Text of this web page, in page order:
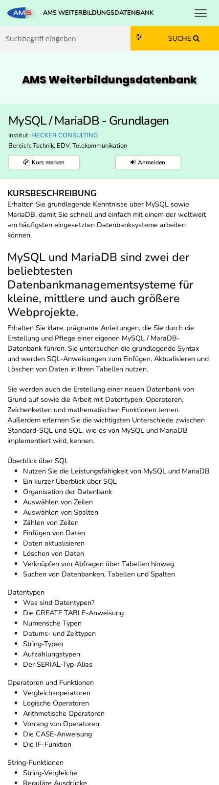
Zum Inhalt springen
Zum Navmenü springen
Zur Suche springen
Zur Footer springen
AMS WEITERBILDUNGSDATENBANK
SUCHE
AMS Weiterbildungs­datenbank
MySQL / MariaDB - Grundlagen
Institut: HECKER CONSULTING
Bereich: Technik, EDV, Telekommunikation
Kurs merken Anmelden
KURSBESCHREIBUNG
Erhalten Sie grundlegende Kenntnisse über MySQL sowie
MariaDB, damit Sie schnell und einfach mit einem der weltweit
am häufigsten eingesetzten Datenbanksysteme arbeiten
können.
MySQL und MariaDB sind zwei der
beliebtesten
Datenbankmanagementsysteme für
kleine, mittlere und auch größere
Webprojekte.
Erhalten Sie klare, prägnante Anleitungen, die Sie durch die
Erstellung und Pflege einer eigenen MySQL / MaraDB-
Datenbank führen. Sie untersuchen die grundlegende Syntax
und werden SQL-Anweisungen zum Einfügen, Aktualisieren und
Löschen von Daten in Ihren Tabellen nutzen.
Sie werden auch die Erstellung einer neuen Datenbank von
Grund auf sowie die Arbeit mit Datentypen, Operatoren,
Zeichenketten und mathematischen Funktionen lernen.
Außerdem erlernen Sie die wichtigsten Unterschiede zwischen
Standard-SQL und SQL, wie es von MySQL und MariaDB
implementiert wird, kennen.
Überblick über SQL
Nutzen Sie die Leistungsfähigkeit von MySQL und MariaDB
Ein kurzer Überblick über SQL
Organisation der Datenbank
Auswählen von Zeilen
Auswählen von Spalten
Zählen von Zeilen
Einfügen von Daten
Daten aktualisieren
Löschen von Daten
Verknüpfen von Abfragen über Tabellen hinweg
Suchen von Datenbanken, Tabellen und Spalten
Datentypen
Was sind Datentypen?
Die CREATE TABLE-Anweisung
Numerische Typen
Datums- und Zeittypen
String-Typen
Aufzählungstypen
Der SERIAL-Typ-Alias
Operatoren und Funktionen
Vergleichsoperatoren
Logische Operatoren
Arithmetische Operatoren
Vorrang von Operatoren
Die CASE-Anweisung
Die IF-Funktion
String-Funktionen
String-Vergleiche